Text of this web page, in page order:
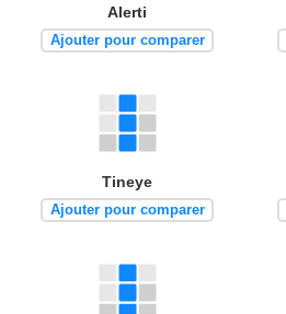
Alerti
Ajouter pour comparer
Tineye
Ajouter pour comparer